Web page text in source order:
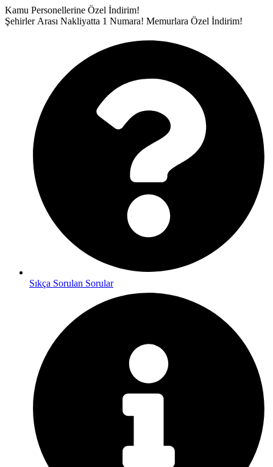
İçeriğe
atla
Kamu Personellerine Özel İndirim!
Şehirler Arası Nakliyatta 1 Numara! Memurlara Özel İndirim!
Sıkça Sorulan Sorular